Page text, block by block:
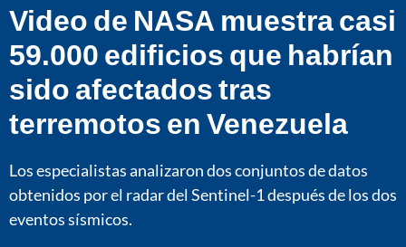
Video de NASA muestra casi
59.000 edificios que habrían
sido afectados tras
terremotos en Venezuela
Los especialistas analizaron dos conjuntos de datos
obtenidos por el radar del Sentinel-1 después de los dos
eventos sísmicos.